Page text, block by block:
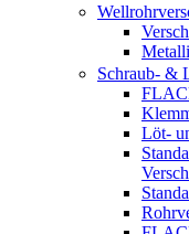
Schraub- &
Löt-